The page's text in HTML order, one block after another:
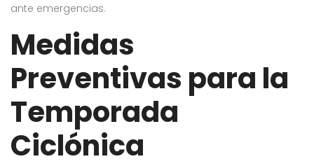
ante emergencias.
Medidas
Preventivas para la
Temporada
Ciclónica